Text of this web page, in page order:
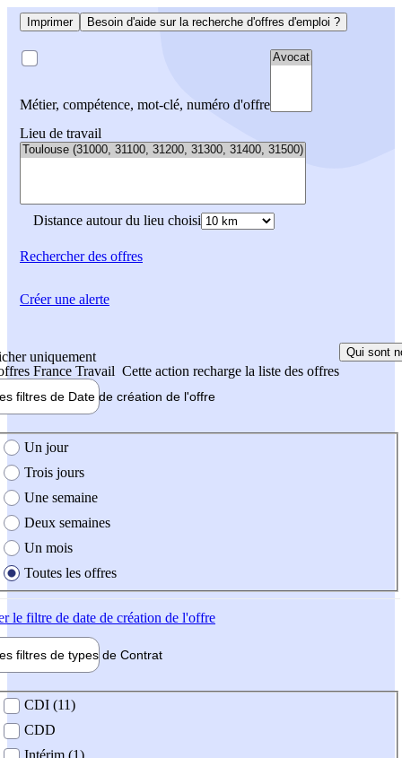
Imprimer Besoin d'aide sur la recherche d'offres d'emploi ?
Métier, compétence, mot-clé, numéro d'offre
Lieu de travail
Distance autour du lieu choisi
Rechercherdes offres
uniquement
France Travail Cette action recharge la liste des offres
Qui sont
filtres de Date de création de l'offre
création de l'offre
Un jour
Trois jours
Une semaine
Deux semaines
Un mois
Toutes les offres
le filtre de date de création de l'offre
filtres de types de Contrat
contrat
CDI (11)
CDD
Créer une alerte